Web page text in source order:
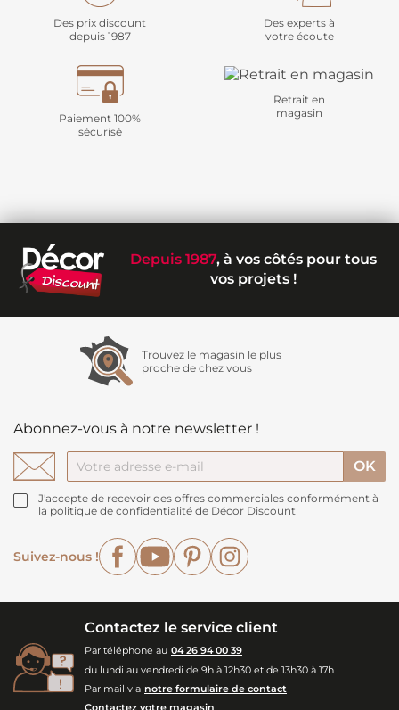
Des prix discount
depuis 1987
Des experts à
votre écoute
Paiement 100%
sécurisé
Retrait en
magasin
Depuis 1987, à vos côtés pour tous
vos projets !
Trouvez le magasin le plus
proche de chez vous
Abonnez-vous à notre newsletter !
J'accepte de recevoir des offres commerciales conformément à
la politique de confidentialité de Décor Discount
Suivez-nous !
FacebookYouTubePinterest
Contactez le service client
Par téléphone au 04 26 94 00 39
du lundi au vendredi de 9h à 12h30 et de 13h30 à 17h
Par mail via notre formulaire de contact